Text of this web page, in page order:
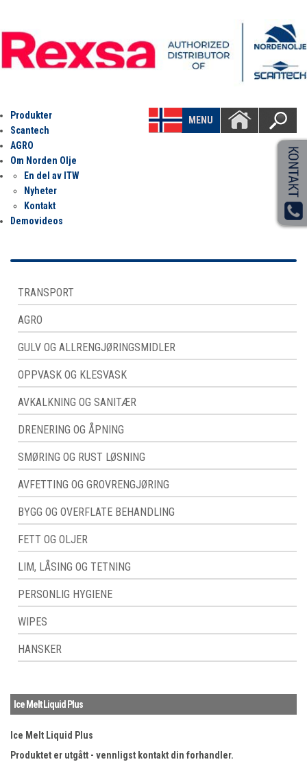
MENU
Produkter
Scantech
AGRO
Om Norden Olje
En del av ITW
Nyheter
Kontakt
Demovideos
TRANSPORT
AGRO
GULV OG ALLRENGJØRINGSMIDLER
OPPVASK OG KLESVASK
AVKALKNING OG SANITÆR
DRENERING OG ÅPNING
SMØRING OG RUST LØSNING
AVFETTING OG GROVRENGJØRING
BYGG OG OVERFLATE BEHANDLING
FETT OG OLJER
LIM, LÅSING OG TETNING
PERSONLIG HYGIENE
WIPES
HANSKER
Ice Melt Liquid Plus
Ice Melt Liquid Plus
Produktet er utgått - vennligst kontakt din forhandler.